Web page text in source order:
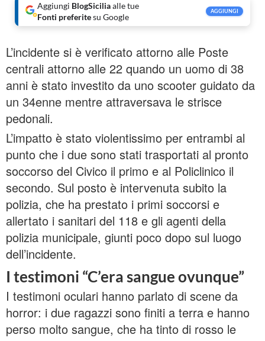
Aggiungi BlogSiciliaalle tue
Fonti preferitesu Google
AGGIUNGI
L’incidente si è verificato attorno alle Poste
centrali attorno alle 22 quando un uomo di 38
anni è stato investito da uno scooter guidato da
un 34enne mentre attraversava le strisce
pedonali.
L’impatto è stato violentissimo per entrambi al
punto che i due sono stati trasportati al pronto
soccorso del Civico il primo e al Policlinico il
secondo. Sul posto è intervenuta subito la
polizia, che ha prestato i primi soccorsi e
allertato i sanitari del 118 e gli agenti della
polizia municipale, giunti poco dopo sul luogo
dell’incidente.
I testimoni “C’era sangue ovunque”
I testimoni oculari hanno parlato di scene da
horror: i due ragazzi sono finiti a terra e hanno
perso molto sangue, che ha tinto di rosso le